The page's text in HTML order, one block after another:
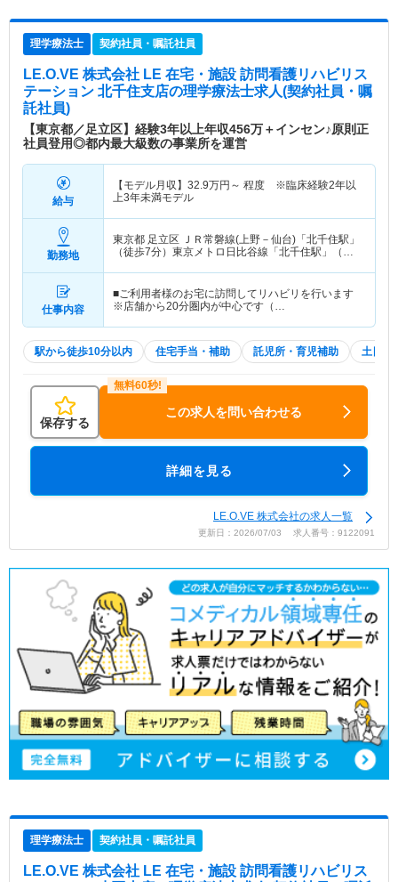
理学療法士 契約社員・嘱託社員
LE.O.VE 株式会社 LE 在宅・施設 訪問看護リハビリス
テーション 北千住支店の理学療法士求人(契約社員・嘱
託社員)
【東京都／足立区】経験3年以上年収456万＋インセン♪原則正
社員登用◎都内最大級数の事業所を運営
給与
【モデル月収】 32.9万円～ 程度 ※臨床経験2年以
上3年未満モデル
勤務地
東京都 足立区 ＪＲ常磐線(上野－仙台)「北千住駅」
（徒歩7分）東京メトロ日比谷線「北千住駅」（徒
仕事内容
■ご利用者様のお宅に訪問してリハビリを行います
※店舗から20分圏内が中心です（…
駅から徒歩10分以内 住宅手当・補助 託児所・育児補助 土日祝
保存する
この求人を問い合わせる
詳細を見る
LE.O.VE 株式会社の求人一覧
更新日：2026/07/03 求人番号：9122091
理学療法士 契約社員・嘱託社員
LE.O.VE 株式会社 LE 在宅・施設 訪問看護リハビリス